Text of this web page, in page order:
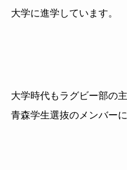
大学に進学しています。
大学時代もラグビー部の
青森学生選抜のメンバー